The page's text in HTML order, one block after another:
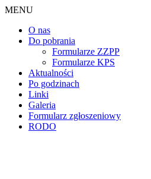
MENU
O nas
Do pobrania
Formularze ZZPP
Formularze KPS
Aktualności
Po godzinach
Linki
Galeria
Formularz zgłoszeniowy
RODO